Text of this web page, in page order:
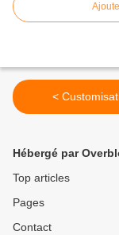
<
Hébergé par
Top articles
Pages
Contact